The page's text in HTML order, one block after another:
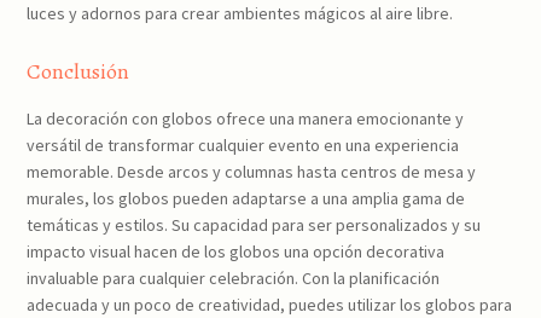
luces y adornos para crear ambientes mágicos al aire libre.
Conclusión
La decoración con globos ofrece una manera emocionante y
versátil de transformar cualquier evento en una experiencia
memorable. Desde arcos y columnas hasta centros de mesa y
murales, los globos pueden adaptarse a una amplia gama de
temáticas y estilos. Su capacidad para ser personalizados y su
impacto visual hacen de los globos una opción decorativa
invaluable para cualquier celebración. Con la planificación
adecuada y un poco de creatividad, puedes utilizar los globos para